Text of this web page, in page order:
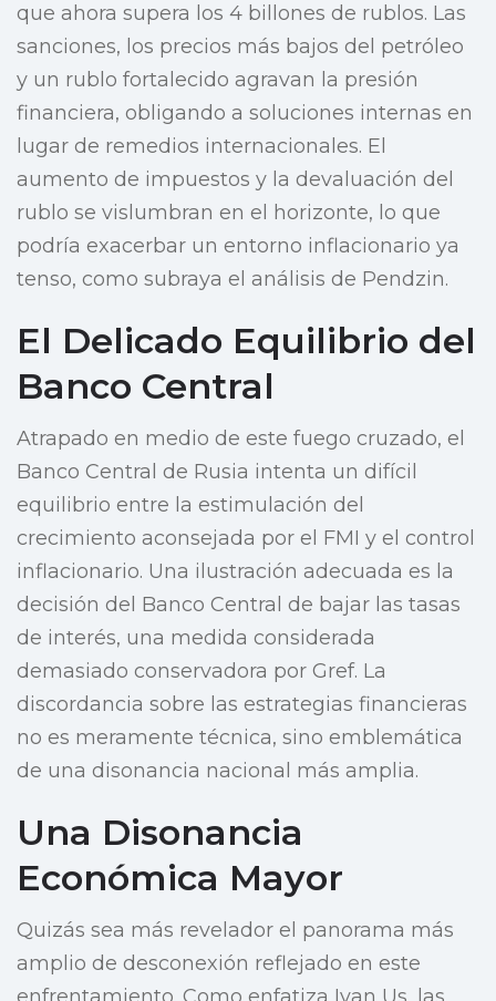
que ahora supera los 4 billones de rublos. Las
sanciones, los precios más bajos del petróleo
y un rublo fortalecido agravan la presión
financiera, obligando a soluciones internas en
lugar de remedios internacionales. El
aumento de impuestos y la devaluación del
rublo se vislumbran en el horizonte, lo que
podría exacerbar un entorno inflacionario ya
tenso, como subraya el análisis de Pendzin.
El Delicado Equilibrio del
Banco Central
Atrapado en medio de este fuego cruzado, el
Banco Central de Rusia intenta un difícil
equilibrio entre la estimulación del
crecimiento aconsejada por el FMI y el control
inflacionario. Una ilustración adecuada es la
decisión del Banco Central de bajar las tasas
de interés, una medida considerada
demasiado conservadora por Gref. La
discordancia sobre las estrategias financieras
no es meramente técnica, sino emblemática
de una disonancia nacional más amplia.
Una Disonancia
Económica Mayor
Quizás sea más revelador el panorama más
amplio de desconexión reflejado en este